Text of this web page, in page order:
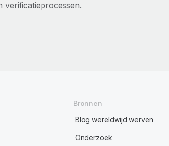
verificatieprocessen.
Bronnen
Blog wereldwijd werven
Onderzoek